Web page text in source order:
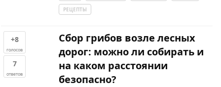
РЕЦЕПТЫ
+8
голосов
7
ответов
Сбор грибов возле лесных
дорог: можно ли собирать и
на каком расстоянии
безопасно?